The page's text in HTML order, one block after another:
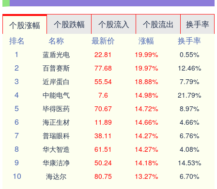
个股涨幅 个股跌幅 个股流入 个股流出
换手率
排名
名称 最新价 涨幅
换手率
1
蓝盾光电 22.81 19.99% 0.55%
2 百普赛斯 77.68 19.97% 12.46%
3 近岸蛋白 55.54 18.88% 7.79%
4 中能电气 7.6 14.98% 21.79%
5 毕得医药 70.67 14.72% 8.97%
6 海正生材 11.89 14.66% 4.66%
7 普瑞眼科 38.11 14.27% 6.76%
8 华大智造 61.51 14.27% 4.08%
9 华康洁净 50.24 14.18% 14.53%
10 海达尔 80.75 13.27% 6.70%